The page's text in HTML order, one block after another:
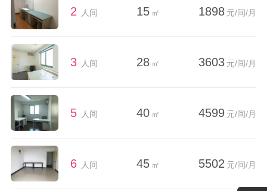
2 人间 15 ㎡ 1898 元/间/月
3 人间 28 ㎡ 3603 元/间/月
5 人间 40 ㎡ 4599 元/间/月
6 人间 45 ㎡ 5502 元/间/月